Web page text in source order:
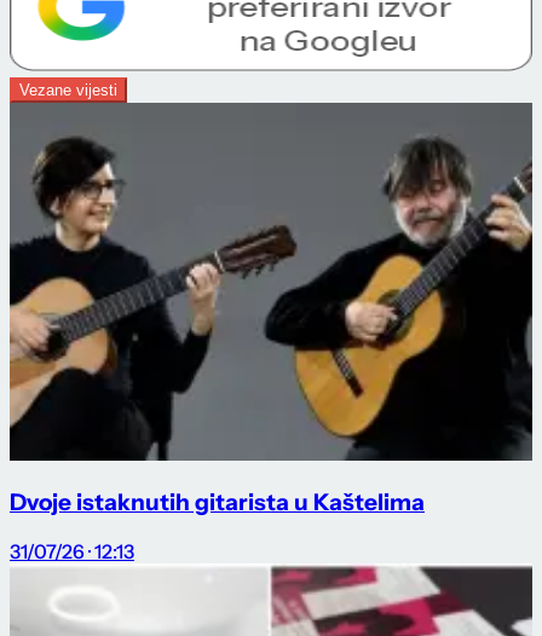
Vezane vijesti
Dvoje istaknutih gitarista u Kaštelima
31/07/26 · 12:13